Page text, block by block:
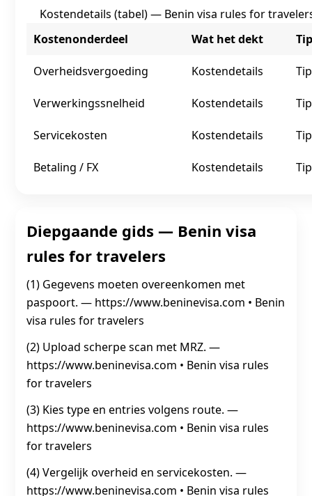
Kostendetails (tabel) — Benin visa rules for
Kostenonderdeel
Wat het dekt Tip
Overheidsvergoeding Kostendetails Tip
Verwerkingssnelheid Kostendetails Tip
Servicekosten Kostendetails Tip
Betaling / FX Kostendetails Tip
Diepgaande gids — Benin visa
rules for travelers
(1) Gegevens moeten overeenkomen met
paspoort. — https://www.beninevisa.com • Benin
visa rules for travelers
(2) Upload scherpe scan met MRZ. —
https://www.beninevisa.com • Benin visa rules
for travelers
(3) Kies type en entries volgens route. —
https://www.beninevisa.com • Benin visa rules
for travelers
(4) Vergelijk overheid en servicekosten. —
https://www.beninevisa.com • Benin visa rules